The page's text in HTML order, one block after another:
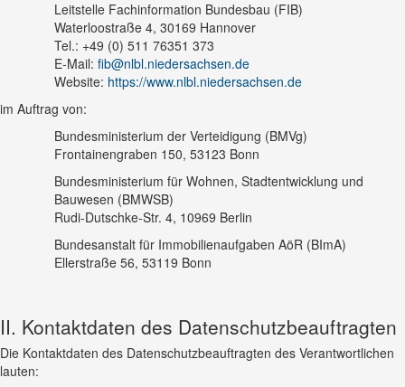
Leitstelle Fachinformation Bundesbau (FIB)
Waterloostraße 4, 30169 Hannover
Tel.: +49 (0) 511 76351 373
E-Mail: fib@nlbl.niedersachsen.de
Website: https://www.nlbl.niedersachsen.de
im Auftrag von:
Bundesministerium der Verteidigung (BMVg)
Frontainengraben 150, 53123 Bonn
Bundesministerium für Wohnen, Stadtentwicklung und
Bauwesen (BMWSB)
Rudi-Dutschke-Str. 4, 10969 Berlin
Bundesanstalt für Immobilienaufgaben AöR (BImA)
Ellerstraße 56, 53119 Bonn
II. Kontaktdaten des Datenschutzbeauftragten
Die Kontaktdaten des Datenschutzbeauftragten des Verantwortlichen
lauten: